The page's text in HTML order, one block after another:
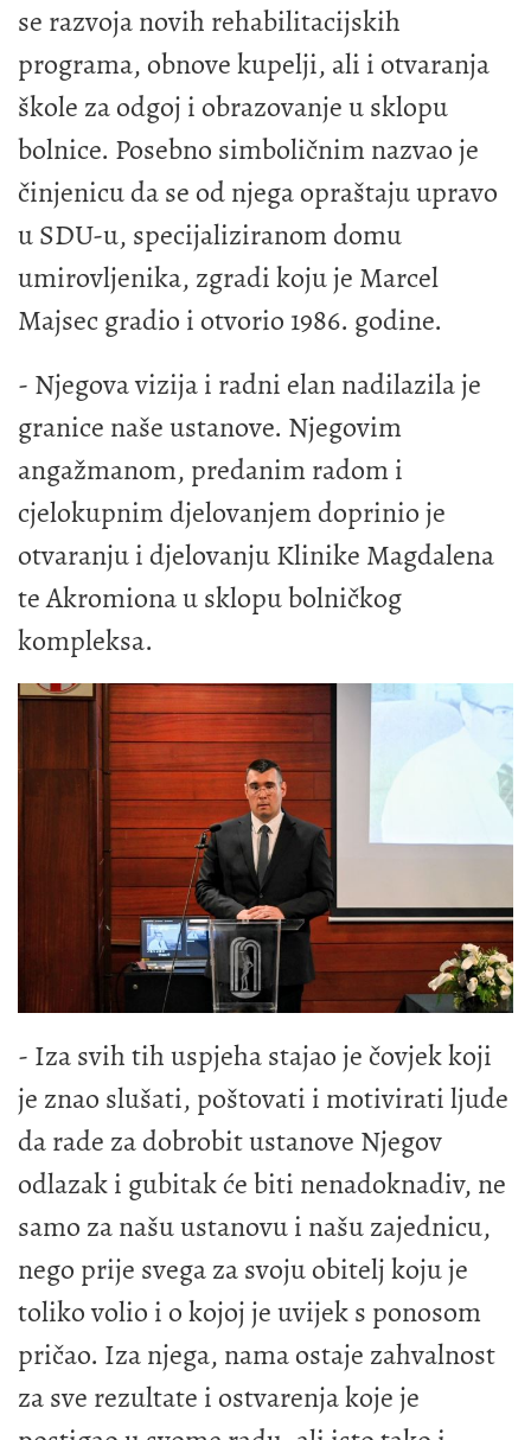
se razvoja novih rehabilitacijskih
programa, obnove kupelji, ali i otvaranja
škole za odgoj i obrazovanje u sklopu
bolnice. Posebno simboličnim nazvao je
činjenicu da se od njega opraštaju upravo
u SDU-u, specijaliziranom domu
umirovljenika, zgradi koju je Marcel
Majsec gradio i otvorio 1986. godine.
- Njegova vizija i radni elan nadilazila je
granice naše ustanove. Njegovim
angažmanom, predanim radom i
cjelokupnim djelovanjem doprinio je
otvaranju i djelovanju Klinike Magdalena
te Akromiona u sklopu bolničkog
kompleksa.
- Iza svih tih uspjeha stajao je čovjek koji
je znao slušati, poštovati i motivirati ljude
da rade za dobrobit ustanove Njegov
odlazak i gubitak će biti nenadoknadiv, ne
samo za našu ustanovu i našu zajednicu,
nego prije svega za svoju obitelj koju je
toliko volio i o kojoj je uvijek s ponosom
pričao. Iza njega, nama ostaje zahvalnost
za sve rezultate i ostvarenja koje je